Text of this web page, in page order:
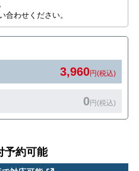
合わせください。
3,960円(税込)
0円(税込)
予約可能